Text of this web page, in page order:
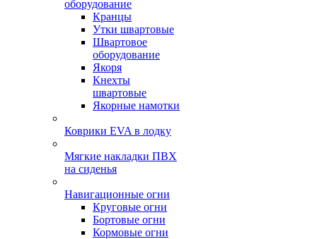
оборудование
Кранцы
Утки швартовые
Швартовое
оборудование
Якоря
Кнехты
швартовые
Якорные намотки
Коврики EVA в лодку
Мягкие накладки ПВХ
на сиденья
Навигационные огни
Круговые огни
Бортовые огни
Кормовые огни